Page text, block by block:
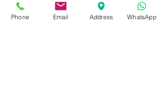
Phone Email Address WhatsApp